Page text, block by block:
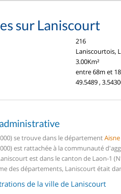
sur Laniscourt
216
Laniscourtois,
3.00Km²
entre 68m et
49.5489 ,
se trouve dans le départementAisne
est rattachée à la communauté
est dans le canton de Laon-1
des départements, Laniscourt était
de la ville de Laniscourt